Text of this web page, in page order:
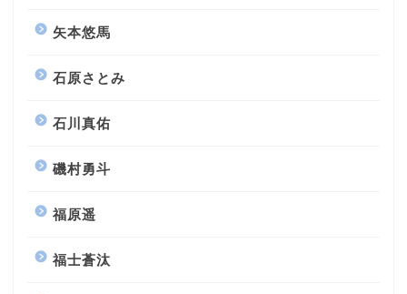
矢本悠馬
石原さとみ
石川真佑
磯村勇斗
福原遥
福士蒼汰